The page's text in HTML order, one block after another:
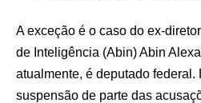
A exceção é o caso do ex-
de Inteligência (Abin) Abin
atualmente, é deputado
suspensão de parte das